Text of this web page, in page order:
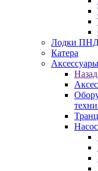
Лодки
Катера
Назад